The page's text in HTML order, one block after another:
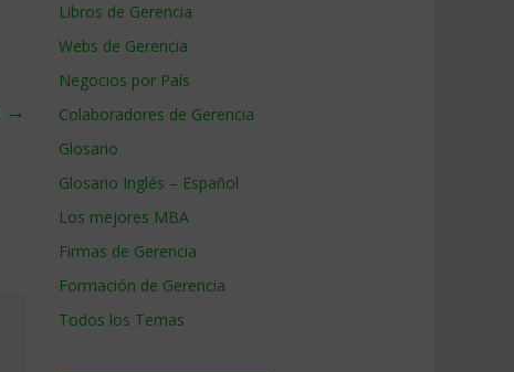
→
Libros de Gerencia
Webs de Gerencia
Negocios por País
Colaboradores de Gerencia
Glosario
Glosario Inglés – Español
Los mejores MBA
Firmas de Gerencia
Formación de Gerencia
Todos los Temas